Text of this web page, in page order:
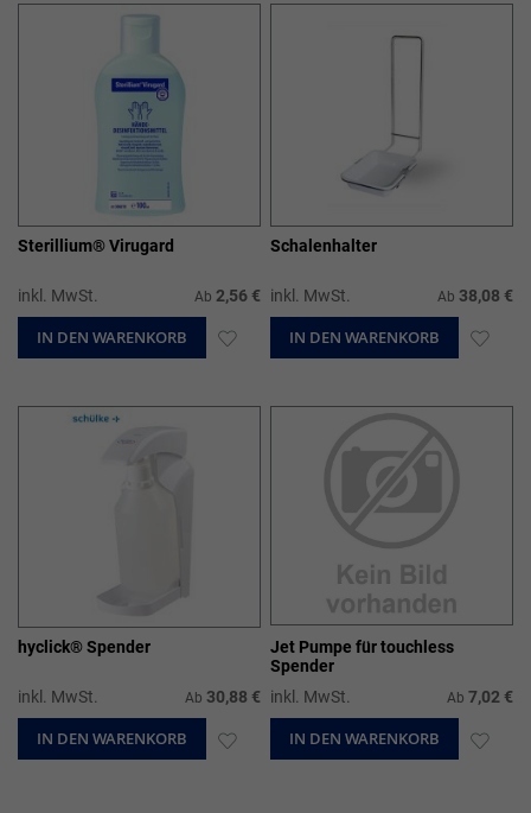
Sterillium® Virugard
inkl. MwSt. Ab 2,56 €
IN DEN WARENKORB ZUR
Schalenhalter
inkl. MwSt. Ab 38,08 €
IN DEN WARENKORB ZUR
hyclick® Spender
inkl. MwSt. Ab 30,88 €
IN DEN WARENKORB ZUR
Jet Pumpe für touchless
Spender
inkl. MwSt.
Ab 7,02 €
IN DEN WARENKORB ZUR